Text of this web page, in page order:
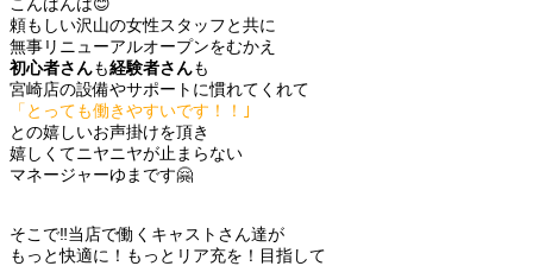
頼もしい沢山の女性スタッフと共に
無事リニューアルオープンをむかえ
初心者さんも経験者さんも
宮崎店の設備やサポートに慣れてくれて
「とっても働きやすいです！！｣
との嬉しいお声掛けを頂き
嬉しくてニヤニヤが止まらない
マネージャーゆまです🤗
そこで‼️当店で働くキャストさん達が
もっと快適に！もっとリア充を！目指して